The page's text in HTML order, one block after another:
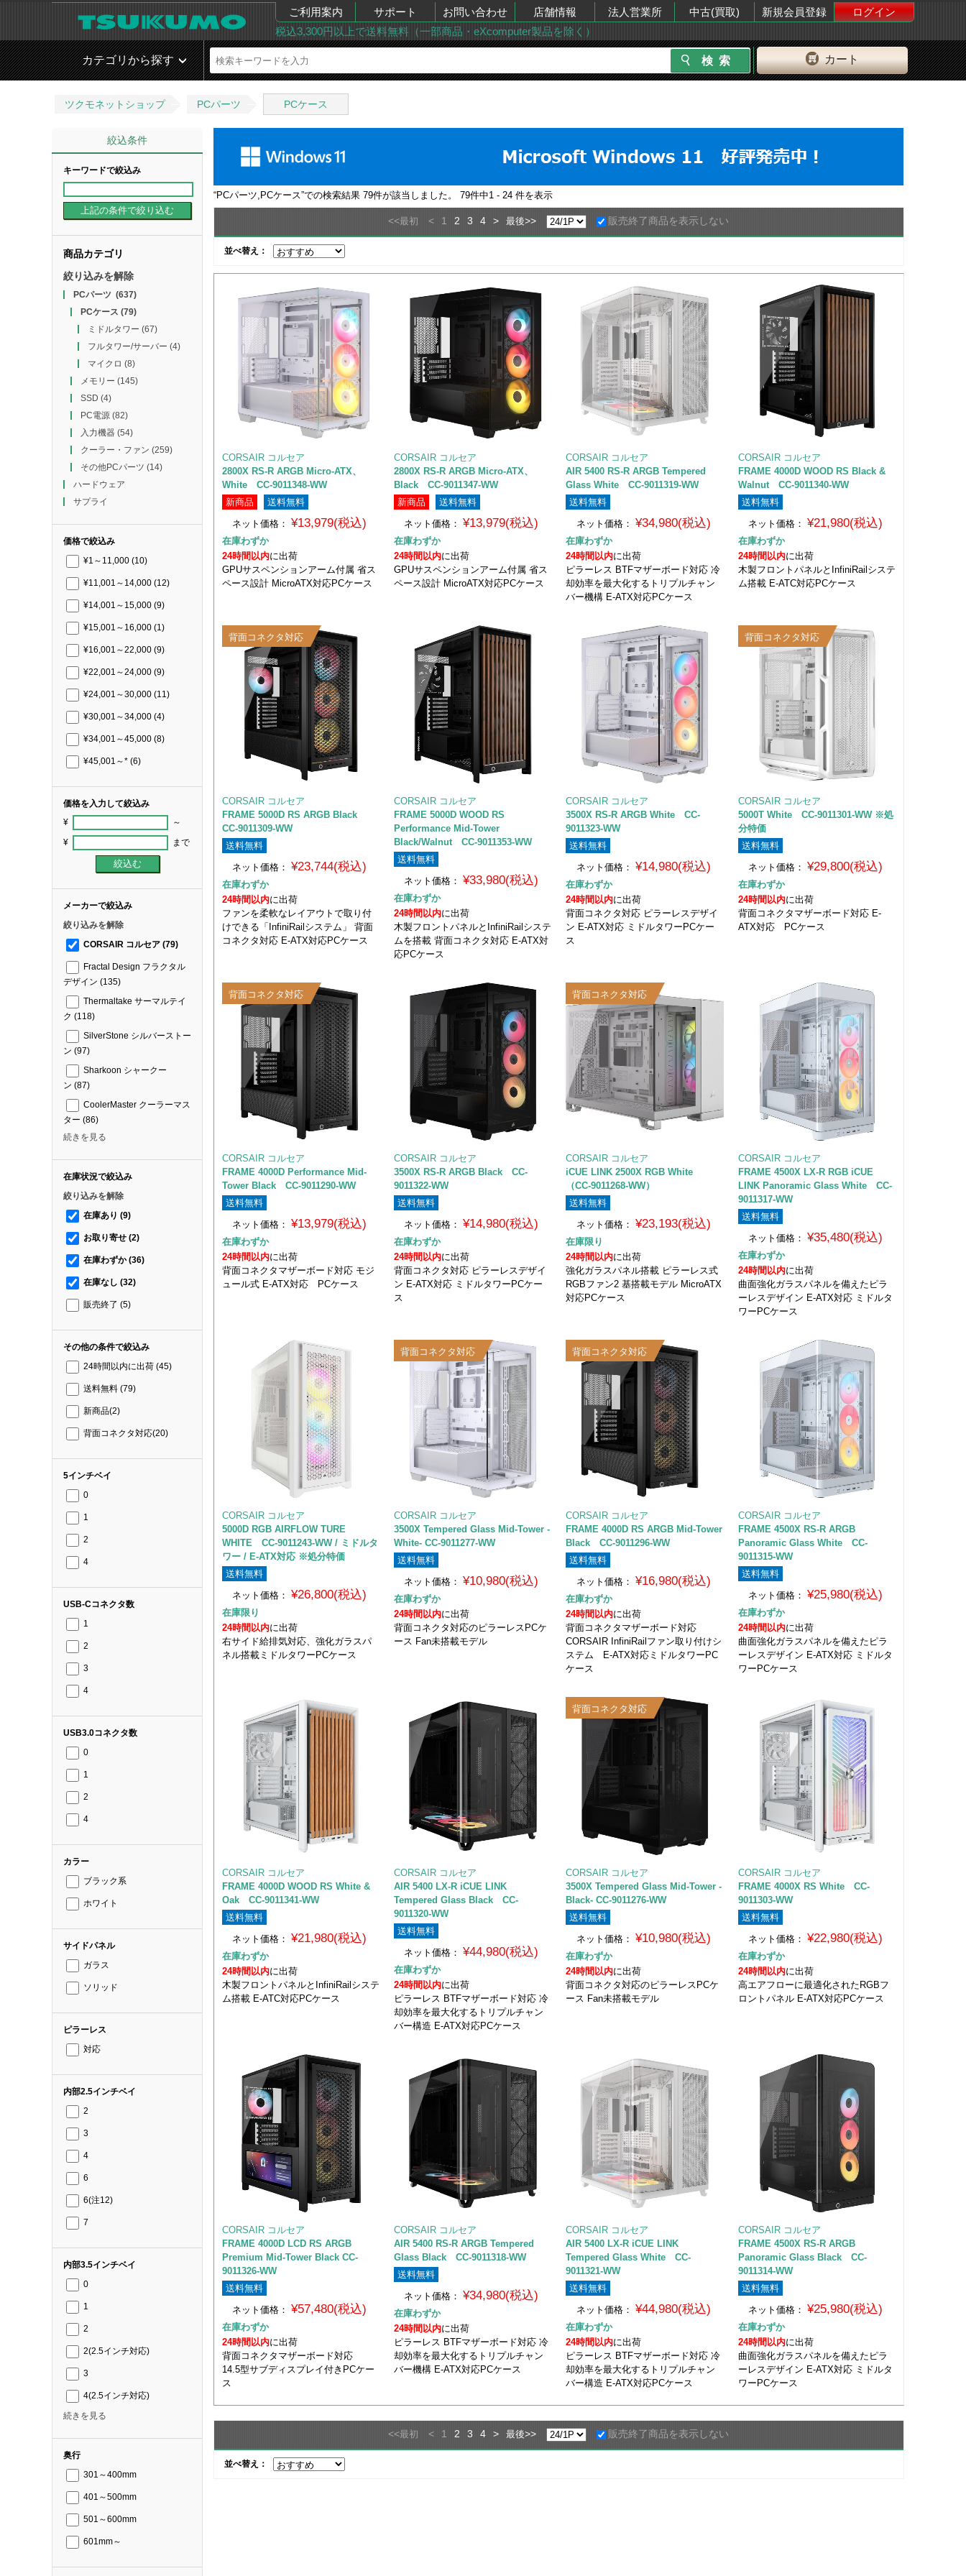
ご利用案内 サポート お問い合わせ 店舗情報 法人営業所 中古(買取) 新規会員登録
ログイン
税込3,300円以上で送料無料（一部商品・eXcomputer製品を除く）
カート
カテゴリから探す
ツクモネットショップ PCパーツ PCケース
絞込条件
キーワードで絞込み
商品カテゴリ
絞り込みを解除
PCパーツ (637)
PCケース (79)
ミドルタワー (67)
フルタワー/サーバー (4)
マイクロ (8)
メモリー (145)
SSD (4)
PC電源(82)
入力機器(54)
クーラー・ファン (259)
その他PCパーツ (14)
ハードウェア
サプライ
価格で絞込み
¥1～11,000 (10)
¥11,001～14,000 (12)
¥14,001～15,000 (9)
¥15,001～16,000 (1)
¥16,001～22,000 (9)
¥22,001～24,000 (9)
¥24,001～30,000 (11)
¥30,001～34,000 (4)
¥34,001～45,000 (8)
¥45,001～* (6)
価格を入力して絞込み
¥ ～
¥ まで
メーカーで絞込み
絞り込みを解除
CORSAIR コルセア (79)
Fractal Design フラクタル
デザイン (135)
Thermaltake サーマルテイ
ク (118)
SilverStone シルバーストー
ン (97)
Sharkoon シャークー
ン (87)
CoolerMaster クーラーマス
ター (86)
続きを見る
在庫状況で絞込み
絞り込みを解除
在庫あり (9)
お取り寄せ (2)
在庫わずか(36)
在庫なし (32)
販売終了 (5)
その他の条件で絞込み
24時間以内に出荷 (45)
送料無料 (79)
新商品(2)
背面コネクタ対応(20)
5インチベイ
0
1
2
4
USB-Cコネクタ数
1
2
3
4
USB3.0コネクタ数
0
1
2
4
カラー
ブラック系
ホワイト
サイドパネル
ガラス
ソリッド
ピラーレス
対応
内部2.5インチベイ
2
3
4
6
6(注12)
7
内部3.5インチベイ
0
1
2
2(2.5インチ対応)
3
4(2.5インチ対応)
続きを見る
奥行
301～400mm
401～500mm
501～600mm
601mm～
“PCパーツ,PCケース”での検索結果 79件が該当しました。 79件中1 - 24 件を表示
<<最初 < 1 2 3 4 > 最後>> 販売終了商品を表示しない
並べ替え：
CORSAIR コルセア
2800X RS-R ARGB Micro-ATX、
White CC-9011348-WW
新商品
送料無料
ネット価格：
¥13,979(税込)
在庫わずか
24時間以内に出荷
GPUサスペンションアーム付属 省ス
ペース設計 MicroATX対応PCケース
CORSAIR コルセア
2800X RS-R ARGB Micro-ATX、
Black CC-9011347-WW
新商品
送料無料
ネット価格：
¥13,979(税込)
在庫わずか
24時間以内に出荷
GPUサスペンションアーム付属 省ス
ペース設計 MicroATX対応PCケース
CORSAIR コルセア
AIR 5400 RS-R ARGB Tempered
Glass White CC-9011319-WW
送料無料
ネット価格： ¥34,980(税込)
在庫わずか
24時間以内に出荷
ピラーレス BTFマザーボード対応 冷
却効率を最大化するトリプルチャン
バー機構 E-ATX対応PCケース
CORSAIR コルセア
FRAME 4000D WOOD RS Black &
Walnut CC-9011340-WW
送料無料
ネット価格： ¥21,980(税込)
在庫わずか
24時間以内に出荷
木製フロントパネルとInfiniRailシステ
ム搭載 E-ATC対応PCケース
背面コネクタ対応
CORSAIR コルセア
FRAME 5000D RS ARGB Black
CC-9011309-WW
送料無料
ネット価格：
¥23,744(税込)
在庫わずか
24時間以内に出荷
ファンを柔軟なレイアウトで取り付
けできる「InfiniRailシステム」 背面
コネクタ対応 E-ATX対応PCケース
CORSAIR コルセア
FRAME 5000D WOOD RS
Performance Mid-Tower
Black/Walnut CC-9011353-WW
送料無料
ネット価格：
¥33,980(税込)
在庫わずか
24時間以内に出荷
木製フロントパネルとInfiniRailシステ
ムを搭載 背面コネクタ対応 E-ATX対
応PCケース
CORSAIR コルセア
3500X RS-R ARGB White CC-
9011323-WW
送料無料
ネット価格： ¥14,980(税込)
在庫わずか
24時間以内に出荷
背面コネクタ対応 ピラーレスデザイ
ン E-ATX対応 ミドルタワーPCケー
ス
背面コネクタ対応
CORSAIR コルセア
5000T White CC-9011301-WW ※処
分特価
送料無料
ネット価格： ¥29,800(税込)
在庫わずか
24時間以内に出荷
背面コネクタマザーボード対応 E-
ATX対応 PCケース
背面コネクタ対応
CORSAIR コルセア
FRAME 4000D Performance Mid-
Tower Black CC-9011290-WW
送料無料
ネット価格：
¥13,979(税込)
在庫わずか
24時間以内に出荷
背面コネクタマザーボード対応 モジ
ュール式 E-ATX対応 PCケース
CORSAIR コルセア
3500X RS-R ARGB Black CC-
9011322-WW
送料無料
ネット価格：
¥14,980(税込)
在庫わずか
24時間以内に出荷
背面コネクタ対応 ピラーレスデザイ
ン E-ATX対応 ミドルタワーPCケー
ス
背面コネクタ対応
CORSAIR コルセア
iCUE LINK 2500X RGB White
（CC-9011268-WW）
送料無料
ネット価格： ¥23,193(税込)
在庫限り
24時間以内に出荷
強化ガラスパネル搭載 ピラーレス式
RGBファン2 基搭載モデル MicroATX
対応PCケース
CORSAIR コルセア
FRAME 4500X LX-R RGB iCUE
LINK Panoramic Glass White CC-
9011317-WW
送料無料
ネット価格： ¥35,480(税込)
在庫わずか
24時間以内に出荷
曲面強化ガラスパネルを備えたピラ
ーレスデザイン E-ATX対応 ミドルタ
ワーPCケース
CORSAIR コルセア
5000D RGB AIRFLOW TURE
WHITE CC-9011243-WW / ミドルタ
ワー / E-ATX対応 ※処分特価
送料無料
ネット価格：
¥26,800(税込)
在庫限り
24時間以内に出荷
右サイド給排気対応、強化ガラスパ
ネル搭載ミドルタワーPCケース
背面コネクタ対応
CORSAIR コルセア
3500X Tempered Glass Mid-Tower -
White- CC-9011277-WW
送料無料
ネット価格：
¥10,980(税込)
在庫わずか
24時間以内に出荷
背面コネクタ対応のピラーレスPCケ
ース Fan未搭載モデル
背面コネクタ対応
CORSAIR コルセア
FRAME 4000D RS ARGB Mid-Tower
Black CC-9011296-WW
送料無料
ネット価格： ¥16,980(税込)
在庫わずか
24時間以内に出荷
背面コネクタマザーボード対応
CORSAIR InfiniRailファン取り付けシ
ステム E-ATX対応ミドルタワーPC
ケース
CORSAIR コルセア
FRAME 4500X RS-R ARGB
Panoramic Glass White CC-
9011315-WW
送料無料
ネット価格： ¥25,980(税込)
在庫わずか
24時間以内に出荷
曲面強化ガラスパネルを備えたピラ
ーレスデザイン E-ATX対応 ミドルタ
ワーPCケース
CORSAIR コルセア
FRAME 4000D WOOD RS White &
Oak CC-9011341-WW
送料無料
ネット価格：
¥21,980(税込)
在庫わずか
24時間以内に出荷
木製フロントパネルとInfiniRailシステ
ム搭載 E-ATC対応PCケース
CORSAIR コルセア
AIR 5400 LX-R iCUE LINK
Tempered Glass Black CC-
9011320-WW
送料無料
ネット価格：
¥44,980(税込)
在庫わずか
24時間以内に出荷
ピラーレス BTFマザーボード対応 冷
却効率を最大化するトリプルチャン
バー構造 E-ATX対応PCケース
背面コネクタ対応
CORSAIR コルセア
3500X Tempered Glass Mid-Tower -
Black- CC-9011276-WW
送料無料
ネット価格： ¥10,980(税込)
在庫わずか
24時間以内に出荷
背面コネクタ対応のピラーレスPCケ
ース Fan未搭載モデル
CORSAIR コルセア
FRAME 4000X RS White CC-
9011303-WW
送料無料
ネット価格： ¥22,980(税込)
在庫わずか
24時間以内に出荷
高エアフローに最適化されたRGBフ
ロントパネル E-ATX対応PCケース
CORSAIR コルセア
FRAME 4000D LCD RS ARGB
Premium Mid-Tower Black CC-
9011326-WW
送料無料
ネット価格：
¥57,480(税込)
在庫わずか
24時間以内に出荷
背面コネクタマザーボード対応
14.5型サブディスプレイ付きPCケー
ス
CORSAIR コルセア
AIR 5400 RS-R ARGB Tempered
Glass Black CC-9011318-WW
送料無料
ネット価格：
¥34,980(税込)
在庫わずか
24時間以内に出荷
ピラーレス BTFマザーボード対応 冷
却効率を最大化するトリプルチャン
バー機構 E-ATX対応PCケース
CORSAIR コルセア
AIR 5400 LX-R iCUE LINK
Tempered Glass White CC-
9011321-WW
送料無料
ネット価格： ¥44,980(税込)
在庫わずか
24時間以内に出荷
ピラーレス BTFマザーボード対応 冷
却効率を最大化するトリプルチャン
バー構造 E-ATX対応PCケース
CORSAIR コルセア
FRAME 4500X RS-R ARGB
Panoramic Glass Black CC-
9011314-WW
送料無料
ネット価格： ¥25,980(税込)
在庫わずか
24時間以内に出荷
曲面強化ガラスパネルを備えたピラ
ーレスデザイン E-ATX対応 ミドルタ
ワーPCケース
<<最初 < 1 2 3 4 > 最後>> 販売終了商品を表示しない
並べ替え：